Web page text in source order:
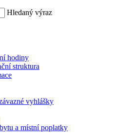
Hledaný výraz
hodiny
struktura
vyhlášky
a místní poplatky